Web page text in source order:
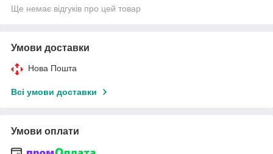
Ще немає відгуків про цей товар
Умови доставки
Нова Пошта
Всі умови доставки
Умови оплати